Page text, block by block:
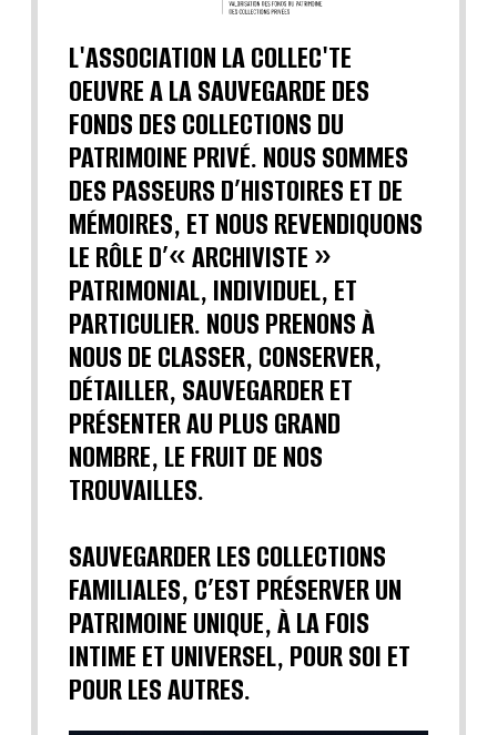
L'ASSOCIATION LA COLLEC'TE
OEUVRE A LA SAUVEGARDE DES
FONDS DES COLLECTIONS DU
PATRIMOINE PRIVÉ. NOUS SOMMES
DES PASSEURS D’HISTOIRES ET DE
MÉMOIRES, ET NOUS REVENDIQUONS
LE RÔLE D’« ARCHIVISTE »
PATRIMONIAL, INDIVIDUEL, ET
PARTICULIER. NOUS PRENONS À
NOUS DE CLASSER, CONSERVER,
DÉTAILLER, SAUVEGARDER ET
PRÉSENTER AU PLUS GRAND
NOMBRE, LE FRUIT DE NOS
TROUVAILLES.
SAUVEGARDER LES COLLECTIONS
FAMILIALES, C’EST PRÉSERVER UN
PATRIMOINE UNIQUE, À LA FOIS
INTIME ET UNIVERSEL, POUR SOI ET
POUR LES AUTRES.